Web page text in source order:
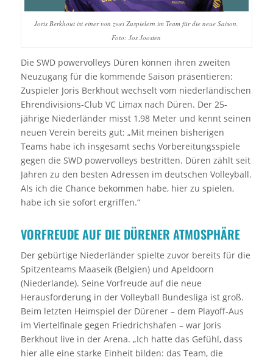
Joris Berkhout ist einer von zwei Zuspielern im Team für die neue Saison.
Foto: Jos Joosten
Die SWD powervolleys Düren können ihren zweiten
Neuzugang für die kommende Saison präsentieren:
Zuspieler Joris Berkhout wechselt vom niederländischen
Ehrendivisions-Club VC Limax nach Düren. Der 25-
jährige Niederländer misst 1,98 Meter und kennt seinen
neuen Verein bereits gut: „Mit meinen bisherigen
Teams habe ich insgesamt sechs Vorbereitungsspiele
gegen die SWD powervolleys bestritten. Düren zählt seit
Jahren zu den besten Adressen im deutschen Volleyball.
Als ich die Chance bekommen habe, hier zu spielen,
habe ich sie sofort ergriffen.“
VORFREUDE AUF DIE DÜRENER ATMOSPHÄRE
Der gebürtige Niederländer spielte zuvor bereits für die
Spitzenteams Maaseik (Belgien) und Apeldoorn
(Niederlande). Seine Vorfreude auf die neue
Herausforderung in der Volleyball Bundesliga ist groß.
Beim letzten Heimspiel der Dürener – dem Playoff-Aus
im Viertelfinale gegen Friedrichshafen – war Joris
Berkhout live in der Arena. „Ich hatte das Gefühl, dass
hier alle eine starke Einheit bilden: das Team, die